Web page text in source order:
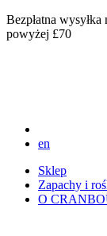
Bezpłatna
powyżej £70
en
Sklep
Zapachy i
O